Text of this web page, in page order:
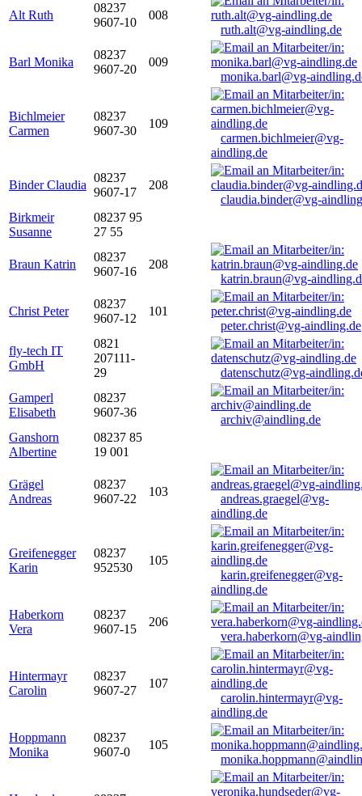
Alt Ruth
08237
9607-10
008
ruth.alt@vg-aindling.de
Barl Monika
08237
9607-20
009
monika.barl@vg-
Bichlmeier
Carmen
08237
9607-30
109
carmen.bichlmeier@vg-
aindling.de
Binder Claudia
08237
9607-17
208
claudia.binder@vg-
Birkmeir
Susanne
08237 95
27 55
Braun Katrin
08237
9607-16
208
katrin.braun@vg-
Christ Peter
08237
9607-12
101
peter.christ@vg-aindling.de
fly-tech IT
GmbH
0821
207111-
29
datenschutz@vg-
Gamperl
Elisabeth
08237
9607-36
archiv@aindling.de
Ganshorn
Albertine
08237 85
19 001
Grägel
Andreas
08237
9607-22
103
andreas.graegel@vg-
aindling.de
Greifenegger
Karin
08237
952530
105
karin.greifenegger@vg-
aindling.de
Haberkorn
Vera
08237
9607-15
206
vera.haberkorn@vg-
Hintermayr
Carolin
08237
9607-27
107
carolin.hintermayr@vg-
aindling.de
Hoppmann
Monika
08237
9607-0
105